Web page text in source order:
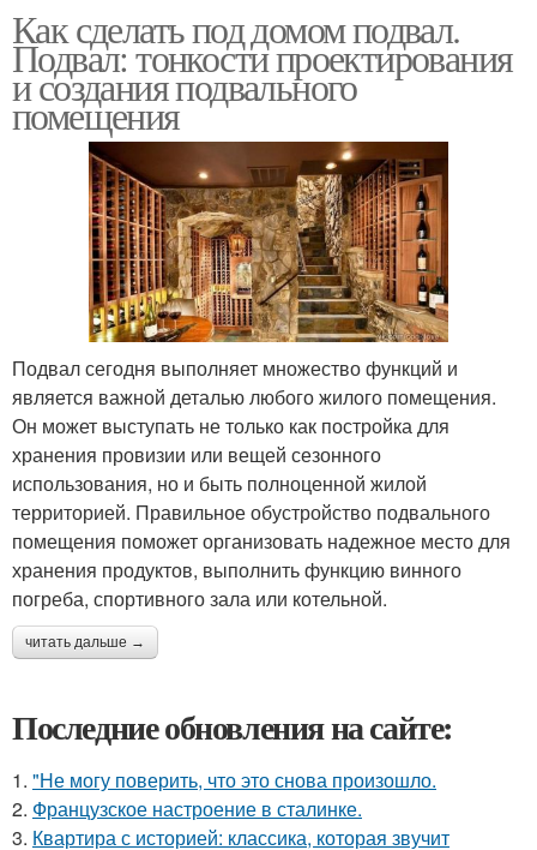
Как сделать под домом подвал.
Подвал: тонкости проектирования
и создания подвального
помещения
Подвал сегодня выполняет множество функций и
является важной деталью любого жилого помещения.
Он может выступать не только как постройка для
хранения провизии или вещей сезонного
использования, но и быть полноценной жилой
территорией. Правильное обустройство подвального
помещения поможет организовать надежное место для
хранения продуктов, выполнить функцию винного
погреба, спортивного зала или котельной.
читать дальше →
Последние обновления на сайте:
1. "Не могу поверить, что это снова произошло.
2. Французское настроение в сталинке.
3. Квартира с историей: классика, которая звучит